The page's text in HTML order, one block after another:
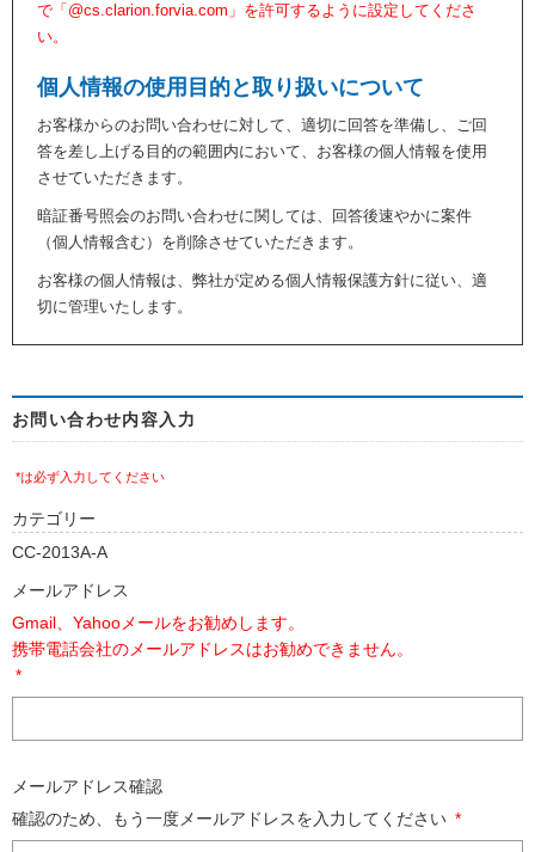
で「@cs.clarion.forvia.com」を許可するように設定してくださ
い。
個人情報の使用目的と取り扱いについて
お客様からのお問い合わせに対して、適切に回答を準備し、ご回
答を差し上げる目的の範囲内において、お客様の個人情報を使用
させていただきます。
暗証番号照会のお問い合わせに関しては、回答後速やかに案件
（個人情報含む）を削除させていただきます。
お客様の個人情報は、弊社が定める個人情報保護方針に従い、適
切に管理いたします。
お問い合わせ内容入力
*は必ず入力してください
カテゴリー
CC-2013A-A
メールアドレス
Gmail、Yahooメールをお勧めします。
携帯電話会社のメールアドレスはお勧めできません。
*
メールアドレス確認
確認のため、もう一度メールアドレスを入力してください *